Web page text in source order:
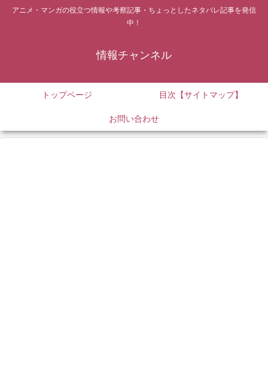
アニメ・マンガの役立つ情報や考察記事・ちょっとしたネタバレ記事を発信
中！
情報チャンネル
トップページ 目次【サイトマップ】
お問い合わせ